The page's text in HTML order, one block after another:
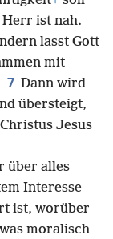
Herr ist nah.
lasst Gott
mit
7 Dann wird
übersteigt,
Jesus
über alles
Interesse
ist, worüber
moralisch